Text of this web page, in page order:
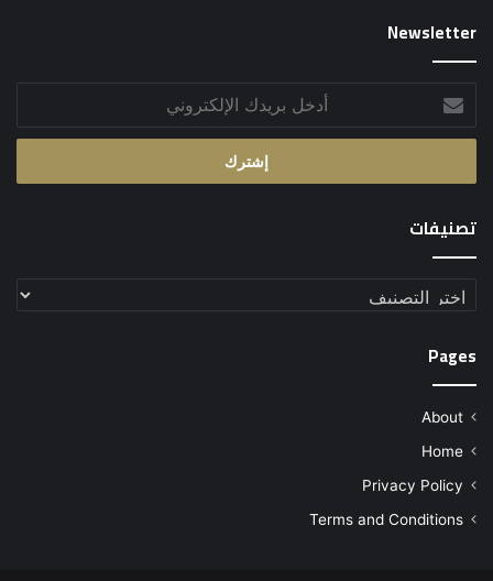
Newsletter
بريدك
الإلكتروني
تصنيفات
تصنيفات
Pages
About
Home
Privacy Policy
Terms and Conditions